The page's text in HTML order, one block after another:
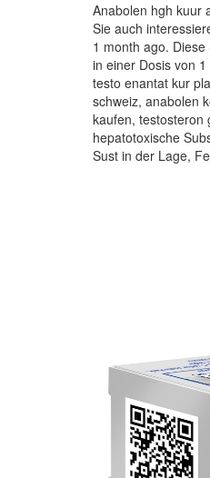
Anabolen hgh kuur
Sie auch
1 month ago.
in einer Dosis von
testo enantat kur
schweiz, anabolen
kaufen, testosteron
hepatotoxische
Sust in der Lage,